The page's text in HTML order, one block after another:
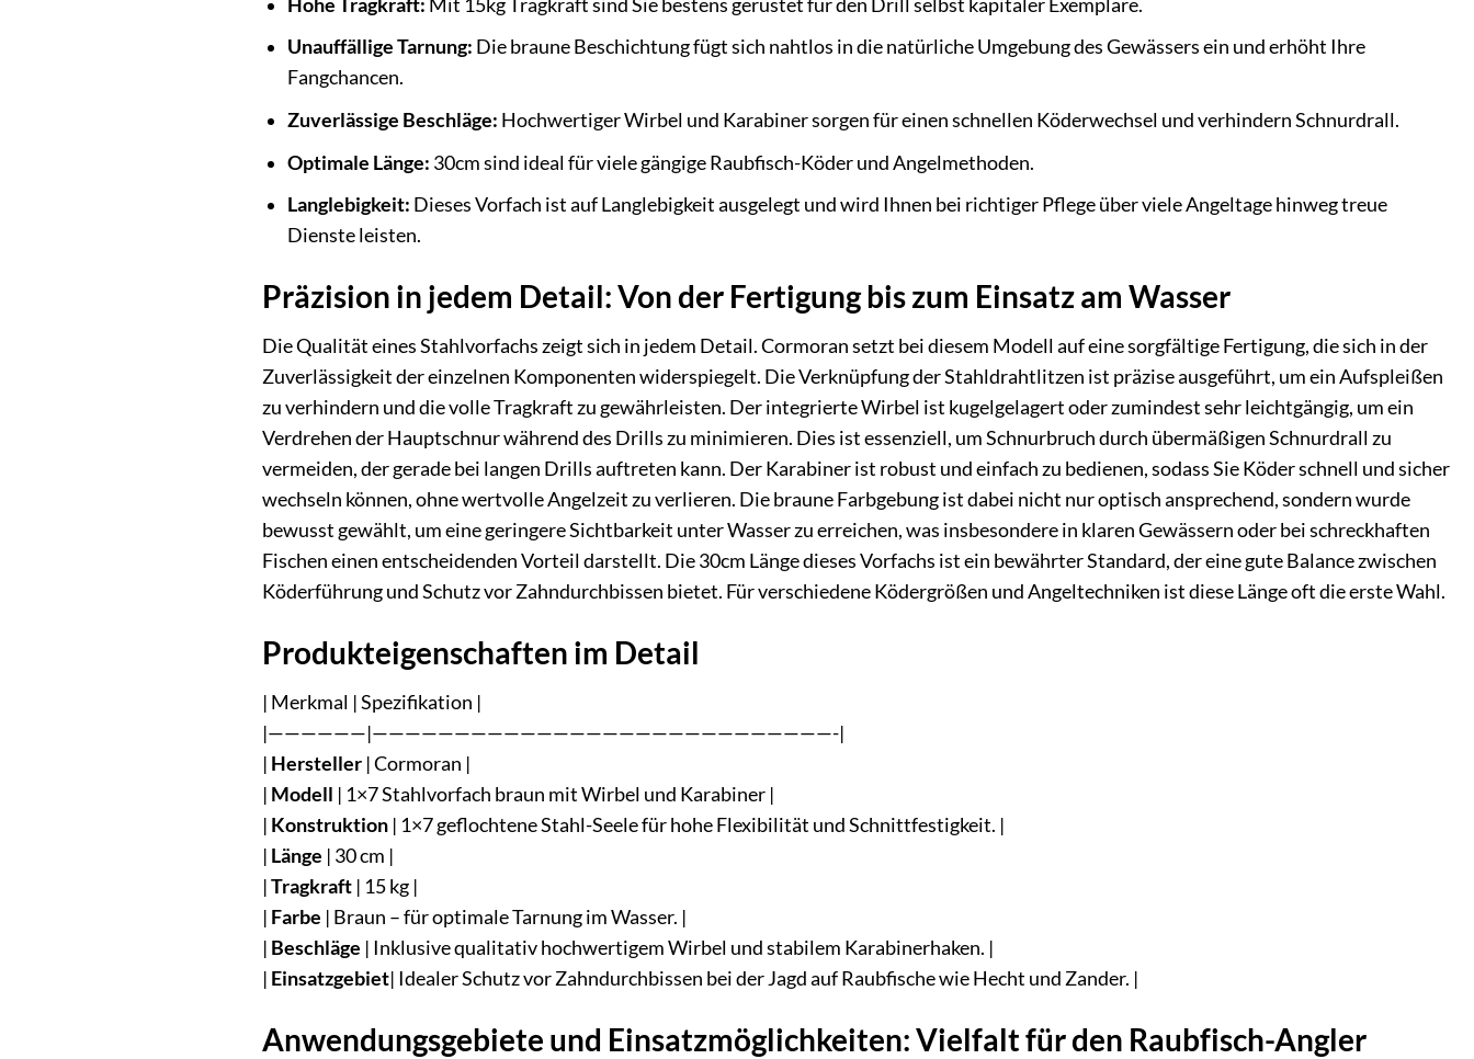
Hohe Tragkraft: Mit 15kg Tragkraft sind Sie bestens gerüstet für den Drill selbst kapitaler Exemplare.
Unauffällige Tarnung: Die braune Beschichtung fügt sich nahtlos in die natürliche Umgebung des Gewässers ein und erhöht Ihre
Fangchancen.
Zuverlässige Beschläge: Hochwertiger Wirbel und Karabiner sorgen für einen schnellen Köderwechsel und verhindern Schnurdrall.
Optimale Länge: 30cm sind ideal für viele gängige Raubfisch-Köder und Angelmethoden.
Langlebigkeit: Dieses Vorfach ist auf Langlebigkeit ausgelegt und wird Ihnen bei richtiger Pflege über viele Angeltage hinweg treue
Dienste leisten.
Präzision in jedem Detail: Von der Fertigung bis zum Einsatz am Wasser
Die Qualität eines Stahlvorfachs zeigt sich in jedem Detail. Cormoran setzt bei diesem Modell auf eine sorgfältige Fertigung, die sich in der
Zuverlässigkeit der einzelnen Komponenten widerspiegelt. Die Verknüpfung der Stahldrahtlitzen ist präzise ausgeführt, um ein Aufspleißen
zu verhindern und die volle Tragkraft zu gewährleisten. Der integrierte Wirbel ist kugelgelagert oder zumindest sehr leichtgängig, um ein
Verdrehen der Hauptschnur während des Drills zu minimieren. Dies ist essenziell, um Schnurbruch durch übermäßigen Schnurdrall zu
vermeiden, der gerade bei langen Drills auftreten kann. Der Karabiner ist robust und einfach zu bedienen, sodass Sie Köder schnell und sicher
wechseln können, ohne wertvolle Angelzeit zu verlieren. Die braune Farbgebung ist dabei nicht nur optisch ansprechend, sondern wurde
bewusst gewählt, um eine geringere Sichtbarkeit unter Wasser zu erreichen, was insbesondere in klaren Gewässern oder bei schreckhaften
Fischen einen entscheidenden Vorteil darstellt. Die 30cm Länge dieses Vorfachs ist ein bewährter Standard, der eine gute Balance zwischen
Köderführung und Schutz vor Zahndurchbissen bietet. Für verschiedene Ködergrößen und Angeltechniken ist diese Länge oft die erste Wahl.
Produkteigenschaften im Detail
| Merkmal | Spezifikation |
|——————|————————————————————————————-|
| Hersteller | Cormoran |
| Modell | 1×7 Stahlvorfach braun mit Wirbel und Karabiner |
| Konstruktion | 1×7 geflochtene Stahl-Seele für hohe Flexibilität und Schnittfestigkeit. |
| Länge | 30 cm |
|Tragkraft | 15 kg |
| Farbe | Braun – für optimale Tarnung im Wasser. |
| Beschläge | Inklusive qualitativ hochwertigem Wirbel und stabilem Karabinerhaken. |
| Einsatzgebiet| Idealer Schutz vor Zahndurchbissen bei der Jagd auf Raubfische wie Hecht und Zander. |
Anwendungsgebiete und Einsatzmöglichkeiten: Vielfalt für den Raubfisch-Angler